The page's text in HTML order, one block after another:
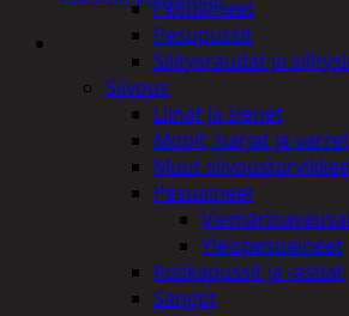
Pesuaineet
Pesupussit
Silitysraudat ja
Siivous
Liinat ja sienet
Mopit, harjat ja varret
Muut
Pesuaineet
Yleispesuaineet
Roskapussit ja -astiat
Sangot